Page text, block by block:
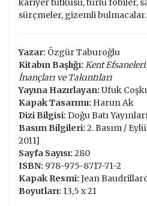
kariyer tutkusu, türlü fobiler,
sürçmeler, gizemli
Yazar: Özgür Taburoğlu
Kitabın Başlığı: Kent
İnançları ve Takıntıları
Yayına Hazırlayan: Ufuk
Kapak Tasarımı: Harun Ak
Dizi Bilgisi: Doğu Batı
Basım Bilgileri: 2. Basım /
2011]
Sayfa Sayısı: 280
ISBN: 978-975-8717-71-2
Kapak Resmi: Jean
Boyutları: 13,5 x 21